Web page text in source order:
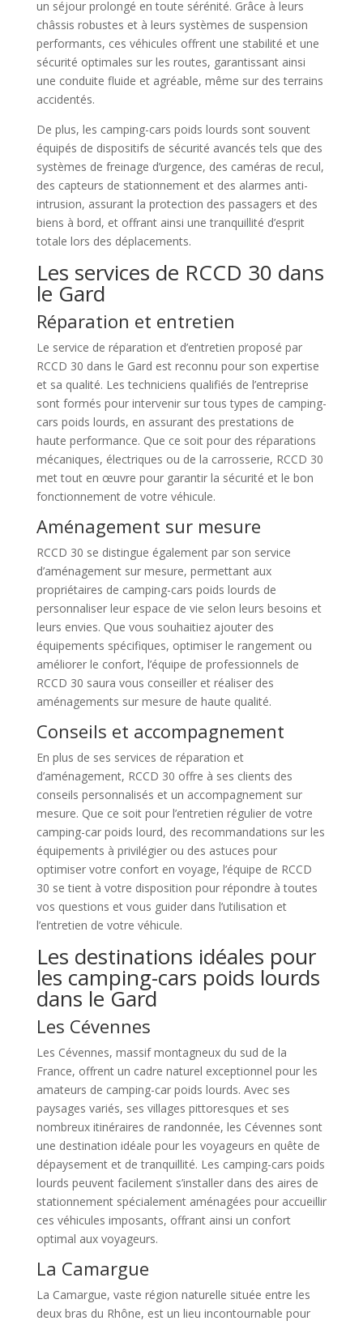
un séjour prolongé en toute sérénité. Grâce à leurs
châssis robustes et à leurs systèmes de suspension
performants, ces véhicules offrent une stabilité et une
sécurité optimales sur les routes, garantissant ainsi
une conduite fluide et agréable, même sur des terrains
accidentés.
De plus, les camping-cars poids lourds sont souvent
équipés de dispositifs de sécurité avancés tels que des
systèmes de freinage d’urgence, des caméras de recul,
des capteurs de stationnement et des alarmes anti-
intrusion, assurant la protection des passagers et des
biens à bord, et offrant ainsi une tranquillité d’esprit
totale lors des déplacements.
Les services de RCCD 30 dans
le Gard
Réparation et entretien
Le service de réparation et d’entretien proposé par
RCCD 30 dans le Gard est reconnu pour son expertise
et sa qualité. Les techniciens qualifiés de l’entreprise
sont formés pour intervenir sur tous types de camping-
cars poids lourds, en assurant des prestations de
haute performance. Que ce soit pour des réparations
mécaniques, électriques ou de la carrosserie, RCCD 30
met tout en œuvre pour garantir la sécurité et le bon
fonctionnement de votre véhicule.
Aménagement sur mesure
RCCD 30 se distingue également par son service
d’aménagement sur mesure, permettant aux
propriétaires de camping-cars poids lourds de
personnaliser leur espace de vie selon leurs besoins et
leurs envies. Que vous souhaitiez ajouter des
équipements spécifiques, optimiser le rangement ou
améliorer le confort, l’équipe de professionnels de
RCCD 30 saura vous conseiller et réaliser des
aménagements sur mesure de haute qualité.
Conseils et accompagnement
En plus de ses services de réparation et
d’aménagement, RCCD 30 offre à ses clients des
conseils personnalisés et un accompagnement sur
mesure. Que ce soit pour l’entretien régulier de votre
camping-car poids lourd, des recommandations sur les
équipements à privilégier ou des astuces pour
optimiser votre confort en voyage, l’équipe de RCCD
30 se tient à votre disposition pour répondre à toutes
vos questions et vous guider dans l’utilisation et
l’entretien de votre véhicule.
Les destinations idéales pour
les camping-cars poids lourds
dans le Gard
Les Cévennes
Les Cévennes, massif montagneux du sud de la
France, offrent un cadre naturel exceptionnel pour les
amateurs de camping-car poids lourds. Avec ses
paysages variés, ses villages pittoresques et ses
nombreux itinéraires de randonnée, les Cévennes sont
une destination idéale pour les voyageurs en quête de
dépaysement et de tranquillité. Les camping-cars poids
lourds peuvent facilement s’installer dans des aires de
stationnement spécialement aménagées pour accueillir
ces véhicules imposants, offrant ainsi un confort
optimal aux voyageurs.
La Camargue
La Camargue, vaste région naturelle située entre les
deux bras du Rhône, est un lieu incontournable pour